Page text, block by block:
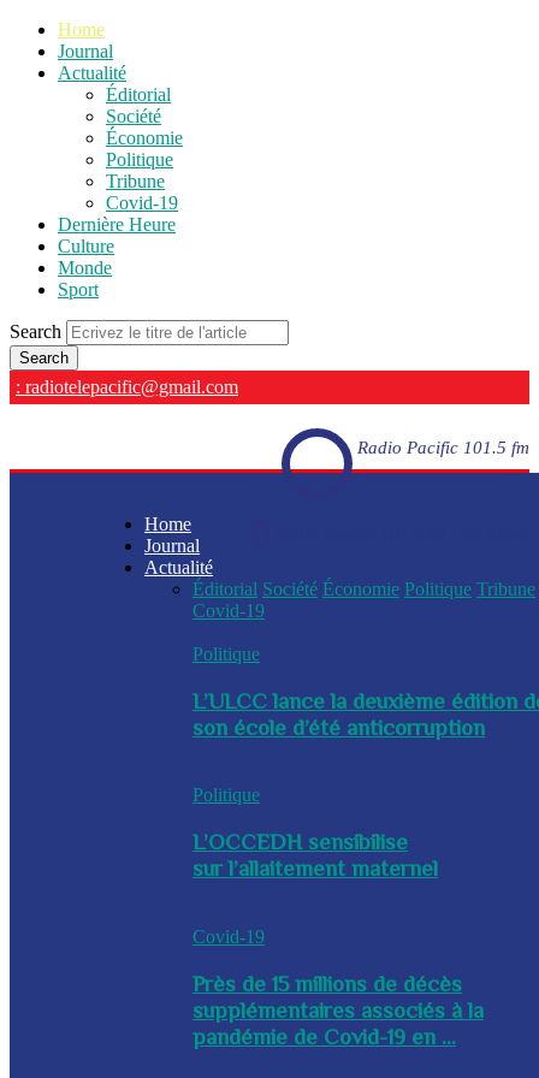
Home
Journal
Actualité
Éditorial
Société
Économie
Politique
Tribune
Covid-19
Dernière Heure
Culture
Monde
Sport
Search
: radiotelepacific@gmail.com
Radio Pacific 101.5 fm
Home
Journal
Actualité
Éditorial Société Économie Politique Tribune
Covid-19
Politique
L’ULCC lance la deuxième édition
son école d’été anticorruption
Politique
L’OCCEDH sensibilise
sur l’allaitement maternel
Covid-19
Près de 15 millions de décès
supplémentaires associés à la
pandémie de Covid-19 en ...